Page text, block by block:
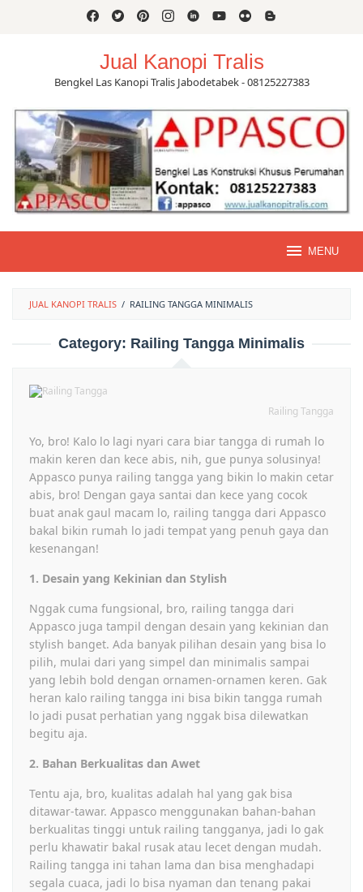
Jual Kanopi Tralis
Bengkel Las Kanopi Tralis Jabodetabek - 08125227383
MENU
JUAL KANOPI TRALIS / RAILING TANGGA MINIMALIS
Category: Railing Tangga Minimalis
Railing Tangga
Yo, bro! Kalo lo lagi nyari cara biar tangga di rumah lo
makin keren dan kece abis, nih, gue punya solusinya!
Appasco punya railing tangga yang bikin lo makin cetar
abis, bro! Dengan gaya santai dan kece yang cocok
buat anak gaul macam lo, railing tangga dari Appasco
bakal bikin rumah lo jadi tempat yang penuh gaya dan
kesenangan!
1. Desain yang Kekinian dan Stylish
Nggak cuma fungsional, bro, railing tangga dari
Appasco juga tampil dengan desain yang kekinian dan
stylish banget. Ada banyak pilihan desain yang bisa lo
pilih, mulai dari yang simpel dan minimalis sampai
yang lebih bold dengan ornamen-ornamen keren. Gak
heran kalo railing tangga ini bisa bikin tangga rumah
lo jadi pusat perhatian yang nggak bisa dilewatkan
begitu aja.
2. Bahan Berkualitas dan Awet
Tentu aja, bro, kualitas adalah hal yang gak bisa
ditawar-tawar. Appasco menggunakan bahan-bahan
berkualitas tinggi untuk railing tangganya, jadi lo gak
perlu khawatir bakal rusak atau lecet dengan mudah.
Railing tangga ini tahan lama dan bisa menghadapi
segala cuaca, jadi lo bisa nyaman dan tenang pakai